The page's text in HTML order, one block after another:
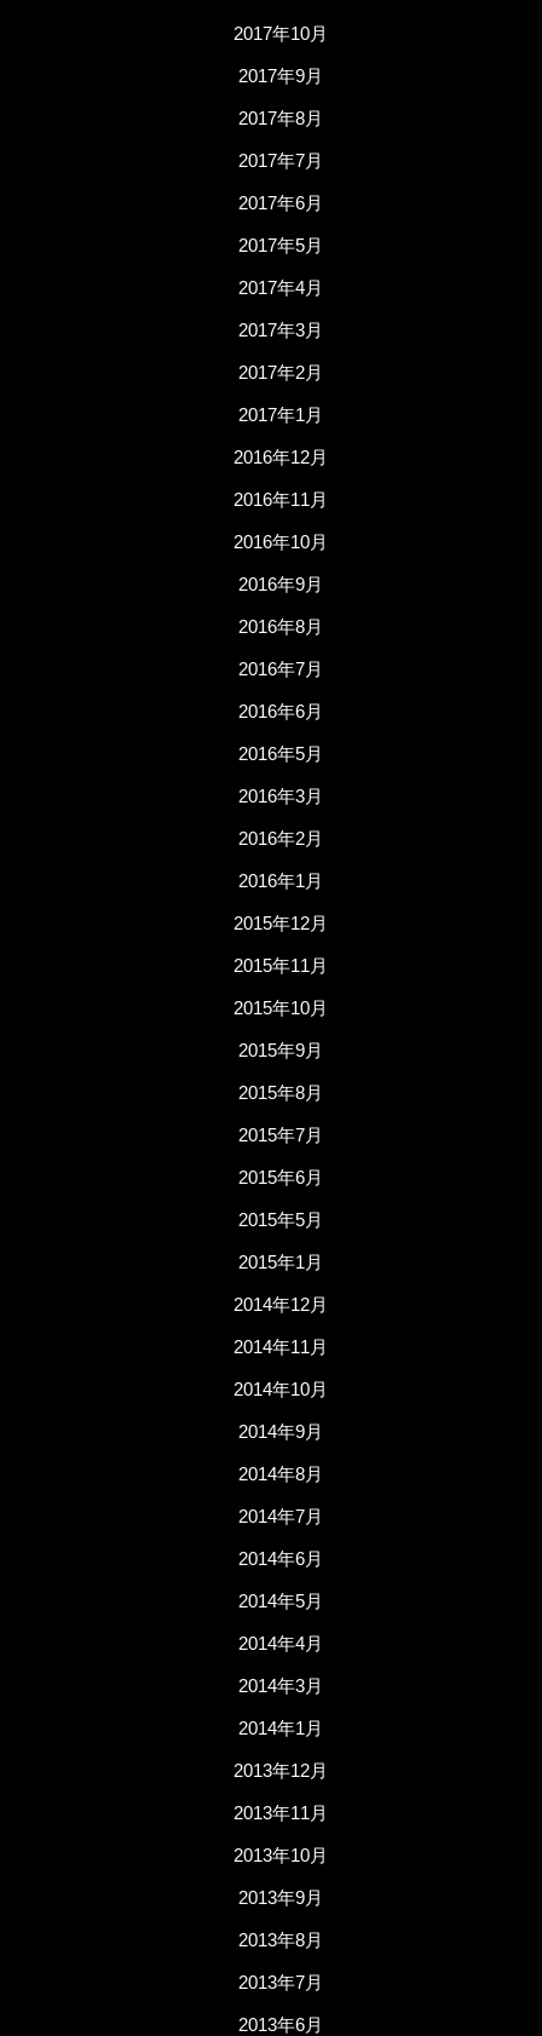
2017年10月
2017年9月
2017年8月
2017年7月
2017年6月
2017年5月
2017年4月
2017年3月
2017年2月
2017年1月
2016年12月
2016年11月
2016年10月
2016年9月
2016年8月
2016年7月
2016年6月
2016年5月
2016年3月
2016年2月
2016年1月
2015年12月
2015年11月
2015年10月
2015年9月
2015年8月
2015年7月
2015年6月
2015年5月
2015年1月
2014年12月
2014年11月
2014年10月
2014年9月
2014年8月
2014年7月
2014年6月
2014年5月
2014年4月
2014年3月
2014年1月
2013年12月
2013年11月
2013年10月
2013年9月
2013年8月
2013年7月
2013年6月